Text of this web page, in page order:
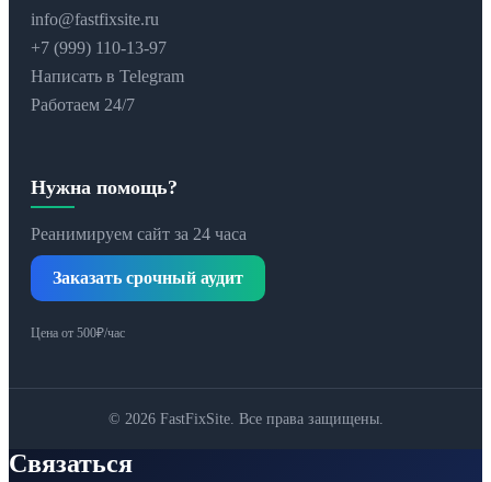
info@fastfixsite.ru
+7 (999) 110-13-97
Написать в Telegram
Работаем 24/7
Нужна помощь?
Реанимируем сайт за 24 часа
Заказать срочный аудит
Цена от 500₽/час
© 2026 FastFixSite. Все права защищены.
Связаться